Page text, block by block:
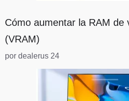
Cómo aumentar la RAM de
(VRAM)
por dealerus 24